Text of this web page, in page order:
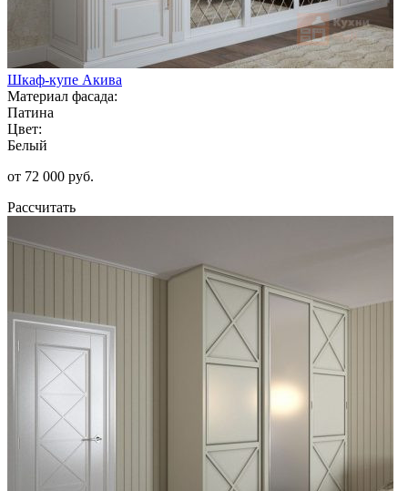
Шкаф-купе Акива
Материал фасада:
Патина
Цвет:
Белый
от 72 000 руб.
Рассчитать